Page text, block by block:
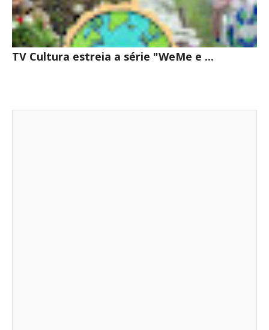
TV Cultura estreia a série "WeMe e ...